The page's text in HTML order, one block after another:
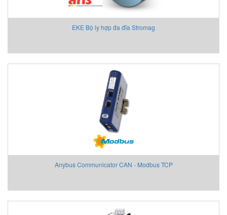
EKE Bộ ly hợp đa đĩa Stromag
Anybus Communicator CAN - Modbus TCP